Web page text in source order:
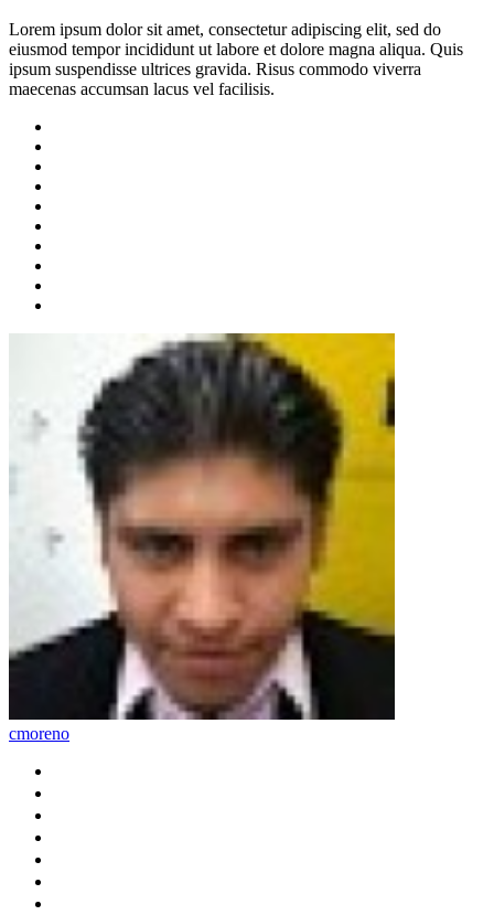
Lorem ipsum dolor sit amet, consectetur adipiscing elit, sed do
eiusmod tempor incididunt ut labore et dolore magna aliqua. Quis
ipsum suspendisse ultrices gravida. Risus commodo viverra
maecenas accumsan lacus vel facilisis.
cmoreno